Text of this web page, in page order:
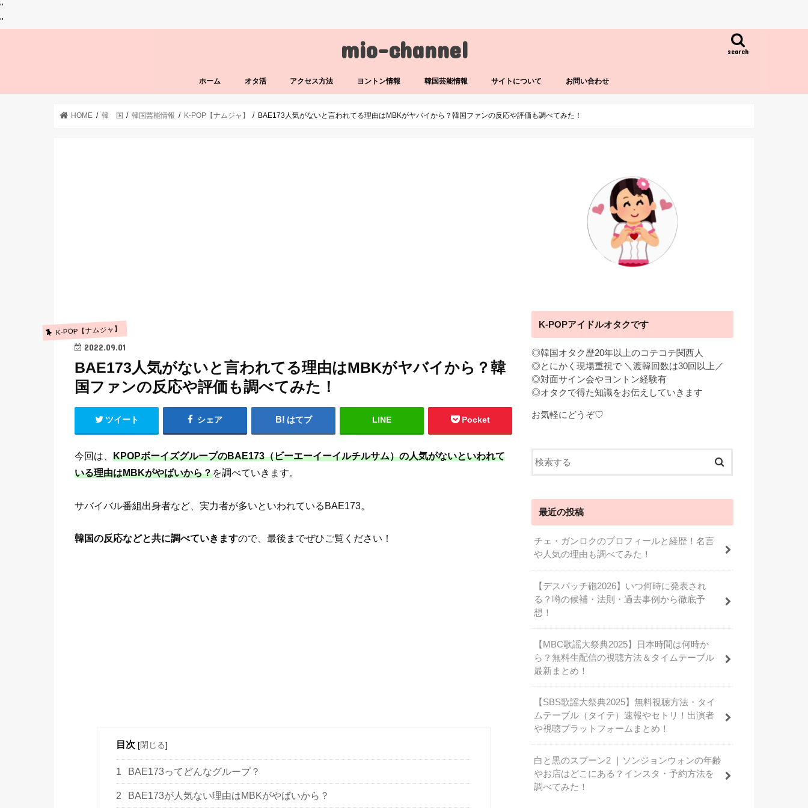
"
"
mio-channel search
ホーム オタ活 アクセス方法 ヨントン情報 韓国芸能情報 サイトについて お問い合わせ
HOME 韓 国 韓国芸能情報 K-POP【ナムジャ】 BAE173人気がないと言われてる理由はMBKがヤバイから？韓国ファンの反応や評価も調べてみた！
K-POP【ナムジャ】
2022.09.01
BAE173人気がないと言われてる理由はMBKがヤバイから？韓
国ファンの反応や評価も調べてみた！
ツイート シェア はてブ LINE Pocket
今回は、 KPOPボーイズグループのBAE173（ビーエーイーイルチルサム）の人気がないといわれて
いる理由はMBKがやばいから？を調べていきます。
サバイバル番組出身者など、実力者が多いといわれているBAE173。
韓国の反応などと共に調べていきますので、最後までぜひご覧ください！
目次 [閉じる]
1 BAE173ってどんなグループ？
2 BAE173が人気ない理由はMBKがやばいから？
K-POPアイドルオタクです
◎韓国オタク歴20年以上のコテコテ関西人
◎とにかく現場重視で ＼渡韓回数は30回以上／
◎対面サイン会やヨントン経験有
◎オタクで得た知識をお伝えしていきます
お気軽にどうぞ♡
最近の投稿
チェ・ガンロクのプロフィールと経歴！名言
や人気の理由も調べてみた！
【デスパッチ砲2026】いつ何時に発表され
る？噂の候補・法則・過去事例から徹底予
想！
【MBC歌謡大祭典2025】日本時間は何時か
ら？無料生配信の視聴方法＆タイムテーブル
最新まとめ！
【SBS歌謡大祭典2025】無料視聴方法・タイ
ムテーブル（タイテ）速報やセトリ！出演者
や視聴プラットフォームまとめ！
白と黒のスプーン2 ｜ソンジョンウォンの年齢
やお店はどこにある？インスタ・予約方法を
調べてみた！